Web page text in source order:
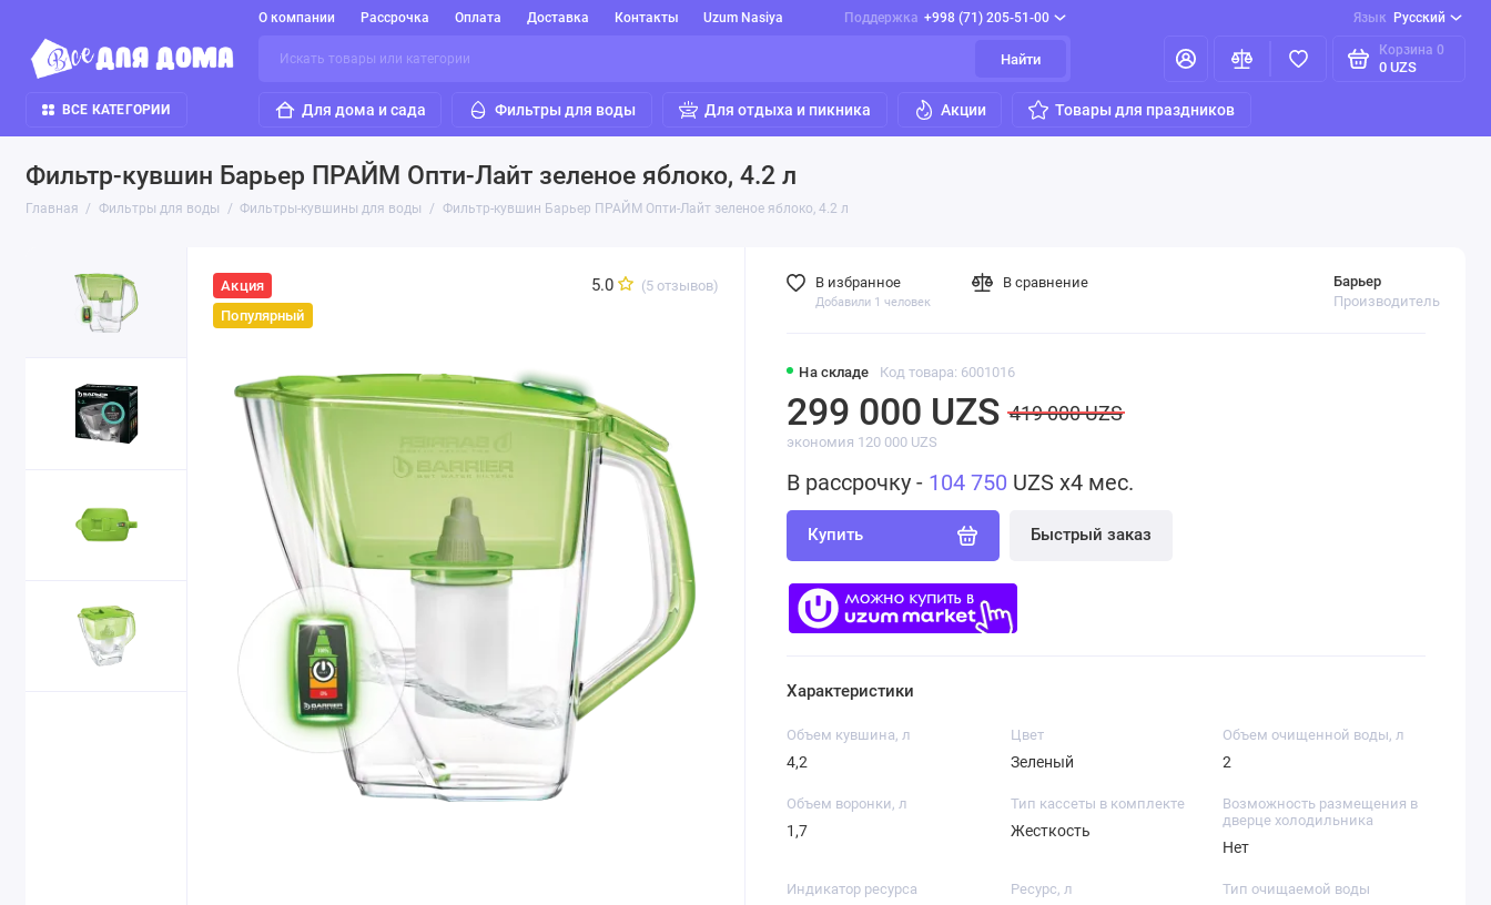
О компании Рассрочка Оплата Доставка Контакты Uzum Nasiya Поддержка +998 (71) 205-51-00 Язык Русский
Найти
Корзина 0
0 UZS
ВСЕ КАТЕГОРИИ Для дома и сада Фильтры для воды Для отдыха и пикника Акции Товары для праздников
Фильтр-кувшин Барьер ПРАЙМ Опти-Лайт зеленое яблоко, 4.2 л
Главная Фильтры для воды Фильтры-кувшины для воды Фильтр-кувшин Барьер ПРАЙМ Опти-Лайт зеленое яблоко, 4.2 л
Акция
Популярный
5.0 (5 отзывов)
На складе Код товара: 6001016
Барьер
Производитель
299 000 UZS 419 000 UZS
экономия 120 000 UZS
В рассрочку - 104 750 UZS x4 мес.
Купить Быстрый заказ
В избранное
Добавили 1 человек
В сравнение
Характеристики
Объем кувшина, л
4,2
Цвет
Зеленый
Объем очищенной воды, л
2
Объем воронки, л
1,7
Тип кассеты в комплекте
Жесткость
Возможность размещения в
дверце холодильника
Нет
Индикатор ресурса Ресурс, л Тип очищаемой воды